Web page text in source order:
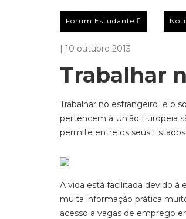
Forum Estudante
| 10 outubro 2013
Trabalhar
Trabalhar no estrangeiro é o
pertencem à União Europeia
permite entre os seus
A vida está facilitada devido à
muita informação prática
acesso a vagas de emprego